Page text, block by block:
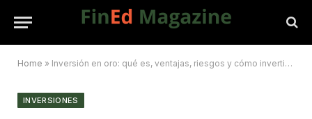
Home » Inversión en oro: qué es, ventajas, riesgos y cómo invertir en oro paso a paso
INVERSIONES